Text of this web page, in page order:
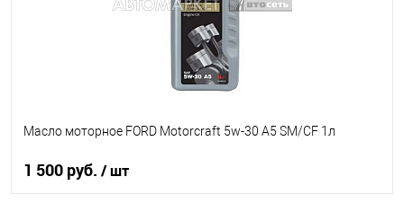
Масло моторное FORD Motorcraft 5w-30 A5 SM/CF 1л
1 500 руб. / шт